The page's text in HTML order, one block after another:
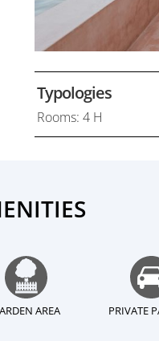
Typologies
Rooms: 4 H
AREA PRIVATE